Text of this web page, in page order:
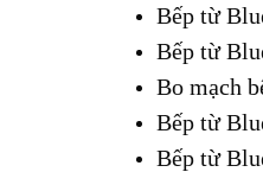
Bếp từ
Bếp từ
Bo mạch
Bếp từ
Bếp từ